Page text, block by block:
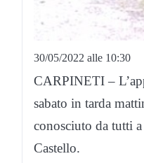
30/05/2022 alle 10:30
CARPINETI –
sabato in tarda
conosciuto da tutti
Castello.